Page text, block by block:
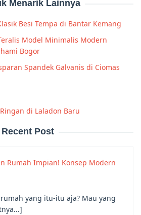
Menarik Lainnya
Besi Tempa di Bantar Kemang
Model Minimalis Modern
Bogor
Spandek Galvanis di Ciomas
di Laladon Baru
Recent Post
Rumah Impian! Konsep Modern
yang itu-itu aja? Mau yang